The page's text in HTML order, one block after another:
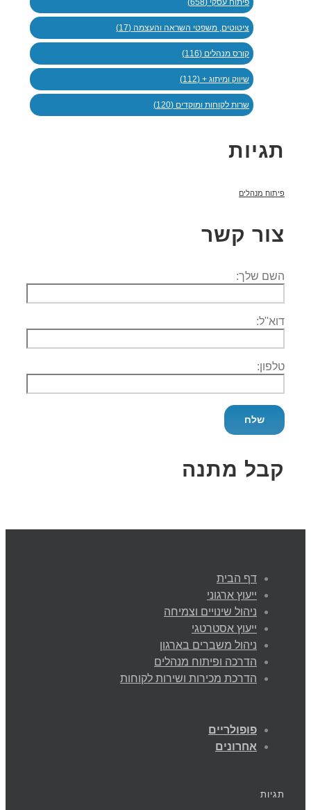
פיתוח עסקי (658)
ציטוטים, משפטי השראה והעצמה (17)
קורס מנהלים (116)
שיווק ומיתוג + (112)
שרות לקוחות ומוקדים (120)
תגיות
פיתוח מנהלים
צור קשר
השם שלך:
דוא''ל:
טלפון:
קבל מתנה
דף הבית
ייעוץ ארגוני
ניהול שינויים וצמיחה
ייעוץ אסטרטגי
ניהול משברים בארגון
הדרכה ופיתוח מנהלים
הדרכת מכירות ושירות לקוחות
פופולריים
אחרונים
תגיות